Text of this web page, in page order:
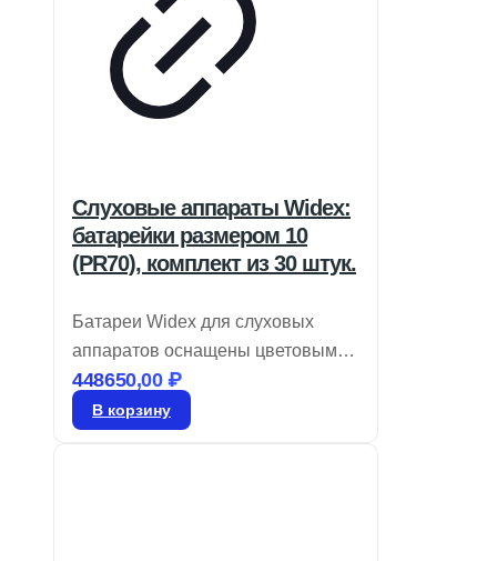
Слуховые аппараты Widex:
батарейки размером 10
(PR70), комплект из 30 штук.
Батареи Widex для слуховых
аппаратов оснащены цветовым
кодом для легкой идентификации
размера и являются воздушно-
448650,00₽
В корзину